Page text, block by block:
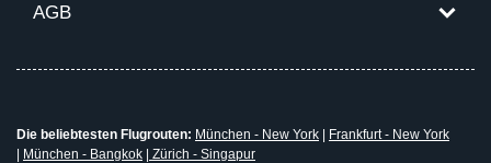
AGB
Die beliebtesten Flugrouten: München - New York
Frankfurt - New York
München - Bangkok
Zürich - Singapur